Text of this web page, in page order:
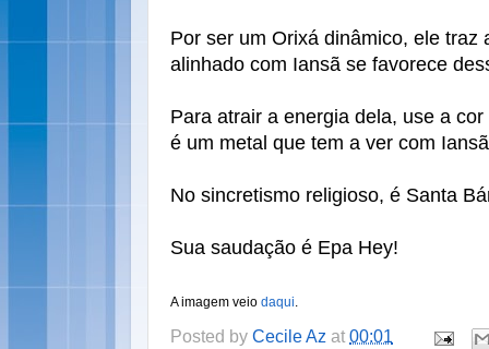
Por ser um Orixá dinâmico, ele traz
alinhado com Iansã se favorece
Para atrair a energia dela, use a
é um metal que tem a ver com
No sincretismo religioso, é Santa
Sua saudação é Epa Hey!
A imagem veio daqui.
Posted by Cecile Az at 00:01